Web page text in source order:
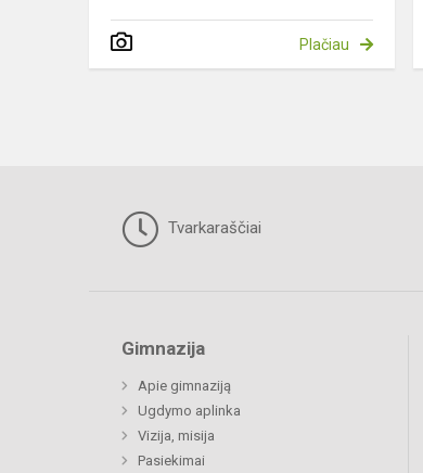
Plačiau
Tvarkaraščiai
Gimnazija
Apie gimnaziją
Ugdymo aplinka
Vizija, misija
Pasiekimai